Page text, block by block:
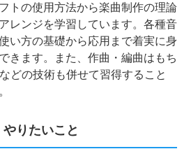
トの使用方法から楽曲制作の理論
レンジを学習しています。各種音
い方の基礎から応用まで着実に身
きます。また、作曲・編曲はもち
どの技術も併せて習得すること
りたいこと